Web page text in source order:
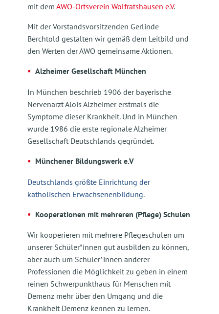
mit dem AWO-Ortsverein Wolfratshausen e.V.
Mit der Vorstandsvorsitzenden Gerlinde
Berchtold gestalten wir gemäß dem Leitbild und
den Werten der AWO gemeinsame Aktionen.
Alzheimer Gesellschaft München
In München beschrieb 1906 der bayerische
Nervenarzt Alois Alzheimer erstmals die
Symptome dieser Krankheit. Und in München
wurde 1986 die erste regionale Alzheimer
Gesellschaft Deutschlands gegründet.
Münchener Bildungswerk e.V
Deutschlands größte Einrichtung der
katholischen Erwachsenenbildung.
Kooperationen mit mehreren (Pflege) Schulen
Wir kooperieren mit mehrere Pflegeschulen um
unserer Schüler*innen gut ausbilden zu können,
aber auch um Schüler*innen anderer
Professionen die Möglichkeit zu geben in einem
reinen Schwerpunkthaus für Menschen mit
Demenz mehr über den Umgang und die
Krankheit Demenz kennen zu lernen.